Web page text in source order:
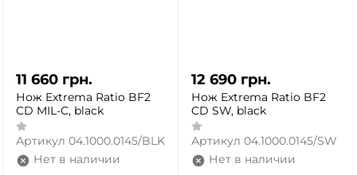
11 660 грн.
Нож Extrema Ratio BF2
CD MIL-C, black
Артикул 04.1000.0145/BLK
Нет в наличии
12 690 грн.
Нож Extrema Ratio BF2
CD SW, black
Артикул 04.1000.0145/SW
Нет в наличии